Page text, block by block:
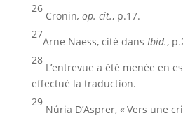
26
Cronin, op. cit., p.17.
27
Arne Naess, cité dans Ibid.,
28
L’entrevue a été menée en
effectué la traduction.
29
Núria D’Asprer, « Vers une